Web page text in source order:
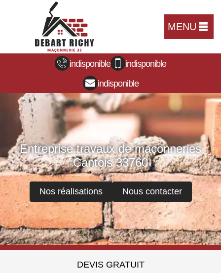
MENU
indisponible
indisponible
indisponible
Entreprise travaux de maçonneries
Cantois 33760
Nos réalisations Nous contacter
DEVIS GRATUIT